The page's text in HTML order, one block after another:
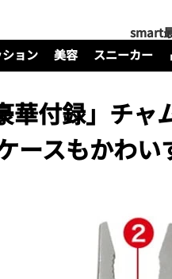
smart
ョン
美容 スニーカー
華付録」チ
ースもかわ